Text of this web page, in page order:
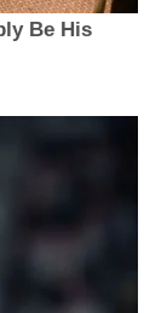
Be His